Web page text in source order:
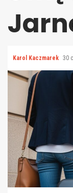
Karol Kaczmarek 30